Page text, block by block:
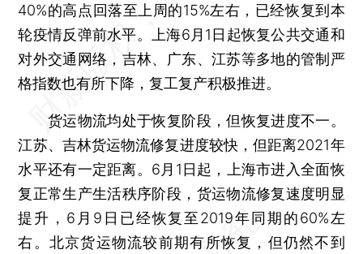
40%的高点回落至上周的15%左右，已经恢复到本
轮疫情反弹前水平。上海6月1日起恢复公共交通和
对外交通网络，吉林、广东、江苏等多地的管制严
格指数也有所下降，复工复产积极推进。
货运物流均处于恢复阶段，但恢复进度不一。
江苏、吉林货运物流修复进度较快，但距离2021年
水平还有一定距离。6月1日起，上海市进入全面恢
复正常生产生活秩序阶段，货运物流修复速度明显
提升，6月9日已经恢复至2019年同期的60%左
右。北京货运物流较前期有所恢复，但仍然不到